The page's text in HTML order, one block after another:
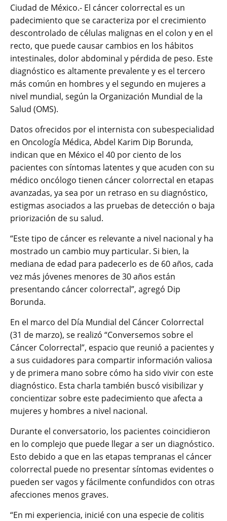
Ciudad de México.- El cáncer colorrectal es un
padecimiento que se caracteriza por el crecimiento
descontrolado de células malignas en el colon y en el
recto, que puede causar cambios en los hábitos
intestinales, dolor abdominal y pérdida de peso. Este
diagnóstico es altamente prevalente y es el tercero
más común en hombres y el segundo en mujeres a
nivel mundial, según la Organización Mundial de la
Salud (OMS).
Datos ofrecidos por el internista con subespecialidad
en Oncología Médica, Abdel Karim Dip Borunda,
indican que en México el 40 por ciento de los
pacientes con síntomas latentes y que acuden con su
médico oncólogo tienen cáncer colorrectal en etapas
avanzadas, ya sea por un retraso en su diagnóstico,
estigmas asociados a las pruebas de detección o baja
priorización de su salud.
“Este tipo de cáncer es relevante a nivel nacional y ha
mostrado un cambio muy particular. Si bien, la
mediana de edad para padecerlo es de 60 años, cada
vez más jóvenes menores de 30 años están
presentando cáncer colorrectal”, agregó Dip
Borunda.
En el marco del Día Mundial del Cáncer Colorrectal
(31 de marzo), se realizó “Conversemos sobre el
Cáncer Colorrectal”, espacio que reunió a pacientes y
a sus cuidadores para compartir información valiosa
y de primera mano sobre cómo ha sido vivir con este
diagnóstico. Esta charla también buscó visibilizar y
concientizar sobre este padecimiento que afecta a
mujeres y hombres a nivel nacional.
Durante el conversatorio, los pacientes coincidieron
en lo complejo que puede llegar a ser un diagnóstico.
Esto debido a que en las etapas tempranas el cáncer
colorrectal puede no presentar síntomas evidentes o
pueden ser vagos y fácilmente confundidos con otras
afecciones menos graves.
“En mi experiencia, inicié con una especie de colitis